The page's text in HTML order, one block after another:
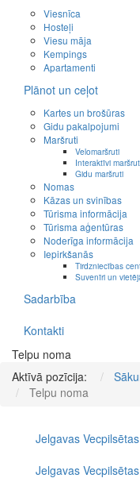
Viesnīca
Hosteļi
Viesu māja
Kempings
Apartamenti
Plānot un ceļot
Kartes un brošūras
Gidu pakalpojumi
Maršruti
Velomaršruti
Interaktīvi
Gidu maršruti
Nomas
Kāzas un svinības
Tūrisma informācija
Tūrisma aģentūras
Noderīga informācija
Iepirkšanās
Tirdzniecības
Suvenīri un
Sadarbība
Kontakti
Telpu noma
Aktīvā pozīcija:
Telpu noma
Jelgavas
Jelgavas